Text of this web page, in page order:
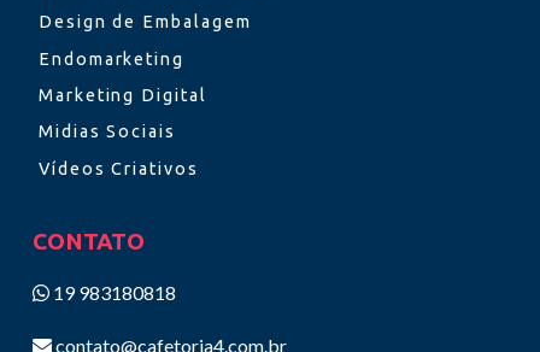
Design de Embalagem
Endomarketing
Marketing Digital
Midias Sociais
Vídeos Criativos
CONTATO
19 983180818
contato@cafetoria4.com.br